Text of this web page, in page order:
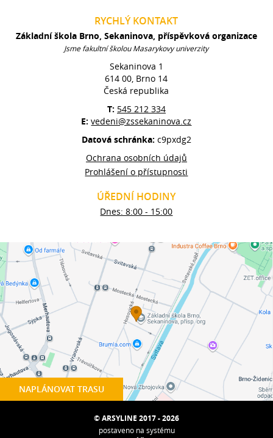
NAPLÁNOVAT TRASU
RYCHLÝ KONTAKT
Základní škola Brno, Sekaninova, příspěvková organizace
Jsme fakultní školou Masarykovy univerzity
Sekaninova 1
614 00, Brno 14
Česká republika
T: 545 212 334
E:vedeni@zssekaninova.cz
Datová schránka: c9pxdg2
Ochrana osobních údajů
Prohlášení o přístupnosti
ÚŘEDNÍ HODINY
Dnes: 8:00 - 15:00
© ARSYLINE 2017 - 2026
postaveno na systému